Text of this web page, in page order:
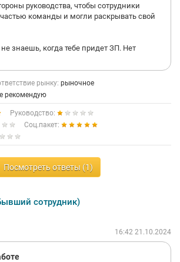
руководства, чтобы сотрудники
частью команды и могли раскрывать свой
знаешь, когда тебе придет ЗП. Нет
рынку: рыночное
рекомендую
Руководство:
Соц.пакет:
Посмотреть ответы (1)
сотрудник)
16:42 21.10.2024